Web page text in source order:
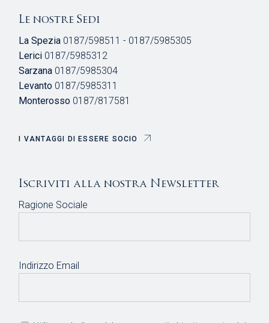
Le nostre Sedi
La Spezia 0187/598511 - 0187/5985305
Lerici 0187/5985312
Sarzana 0187/5985304
Levanto 0187/5985311
Monterosso 0187/817581
I VANTAGGI DI ESSERE SOCIO
Iscriviti alla nostra Newsletter
Ragione Sociale
Indirizzo Email